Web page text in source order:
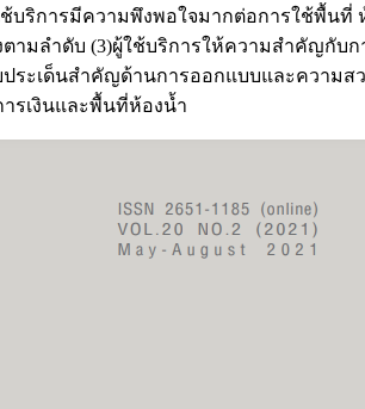
ช้บริการมีความพึงพอใจมากต่อการใช้พื้
ตามลำดับ (3)ผู้ใช้บริการให้ความสำคัญ
ประเด็นสำคัญด้านการออกแบบและคว
ารเงินและพื้นที่ห้องน้ำ